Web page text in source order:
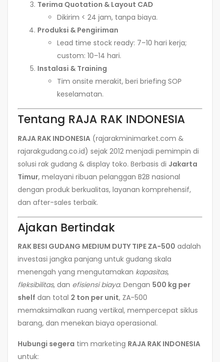
Terima Quotation & Layout CAD
Dikirim < 24 jam, tanpa biaya.
Produksi & Pengiriman
Lead time stock ready: 7–10 hari kerja;
custom: 10–14 hari.
Instalasi & Training
Tim onsite merakit, beri briefing SOP
keselamatan.
Tentang RAJA RAK INDONESIA
RAJA RAK INDONESIA (rajarakminimarket.com &
rajarakgudang.co.id) sejak 2012 menjadi pemimpin di
solusi rak gudang & display toko. Berbasis di Jakarta
Timur, melayani ribuan pelanggan B2B nasional
dengan produk berkualitas, layanan komprehensif,
dan after-sales terbaik.
Ajakan Bertindak
RAK BESI GUDANG MEDIUM DUTY TIPE ZA-500 adalah
investasi jangka panjang untuk gudang skala
menengah yang mengutamakan kapasitas,
fleksibilitas, dan efisiensi biaya. Dengan 500 kg per
shelf dan total 2 ton per unit, ZA-500
memaksimalkan ruang vertikal, mempercepat siklus
barang, dan menekan biaya operasional.
Hubungi segera tim marketing RAJA RAK INDONESIA
untuk: